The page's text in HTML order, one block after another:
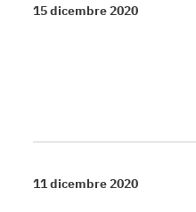
15 dicembre 2020
11 dicembre 2020